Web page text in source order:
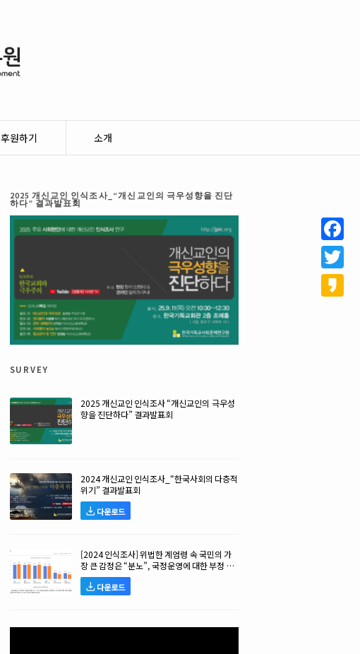
후원하기 소개
2025 개신교인 인식조사_“개신교인의 극우성향을 진단
하다” 결과발표회
survey
2025 개신교인 인식조사 “개신교인의 극우성
향을 진단하다” 결과발표회
2024 개신교인 인식조사_“한국사회의 다층적
위기” 결과발표회
다운로드
[2024 인식조사] 위법한 계엄령 속 국민의 가
장 큰 감정은 “분노”, 국정운영에 대한 부정 평
가 높아!
다운로드
Twitter